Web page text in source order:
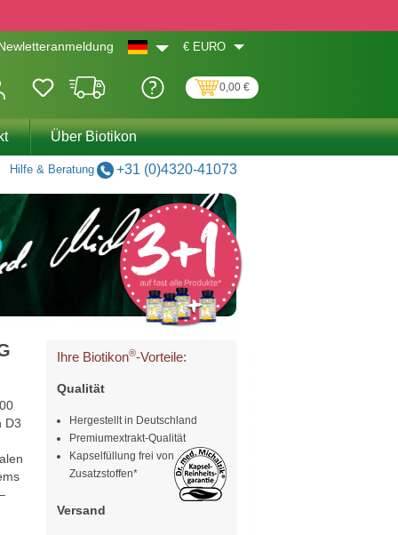
€ EURO
0,00 €
Über Biotikon
Hilfe & Beratung +31 (0)4320-41073
D3
Ihre Biotikon®-Vorteile:
Qualität
Hergestellt in Deutschland
Premiumextrakt-Qualität
Kapselfüllung frei von
Zusatzstoffen*
Versand